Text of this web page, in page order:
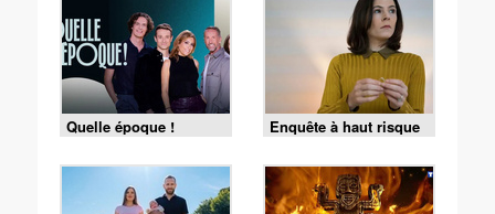
Quelle époque ! Enquête à haut risque